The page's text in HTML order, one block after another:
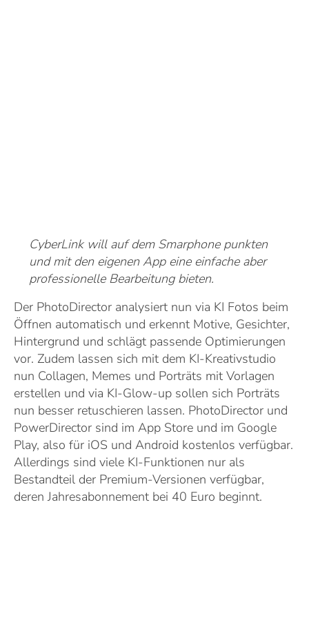
CyberLink will auf dem Smarphone punkten
und mit den eigenen App eine einfache aber
professionelle Bearbeitung bieten.
Der PhotoDirector analysiert nun via KI Fotos beim
Öffnen automatisch und erkennt Motive, Gesichter,
Hintergrund und schlägt passende Optimierungen
vor. Zudem lassen sich mit dem KI-Kreativstudio
nun Collagen, Memes und Porträts mit Vorlagen
erstellen und via KI-Glow-up sollen sich Porträts
nun besser retuschieren lassen. PhotoDirector und
PowerDirector sind im App Store und im Google
Play, also für iOS und Android kostenlos verfügbar.
Allerdings sind viele KI-Funktionen nur als
Bestandteil der Premium-Versionen verfügbar,
deren Jahresabonnement bei 40 Euro beginnt.